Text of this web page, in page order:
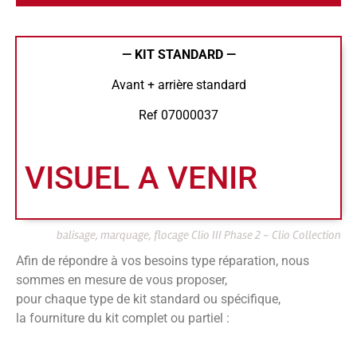
— KIT STANDARD —
Avant + arrière standard
Ref 07000037
VISUEL A VENIR
balisage, marquage, flocage Clio III Phase 2 - Clio Collection
Afin de répondre à vos besoins type réparation, nous
sommes en mesure de vous proposer,
pour chaque type de kit standard ou spécifique,
la fourniture du kit complet ou partiel :